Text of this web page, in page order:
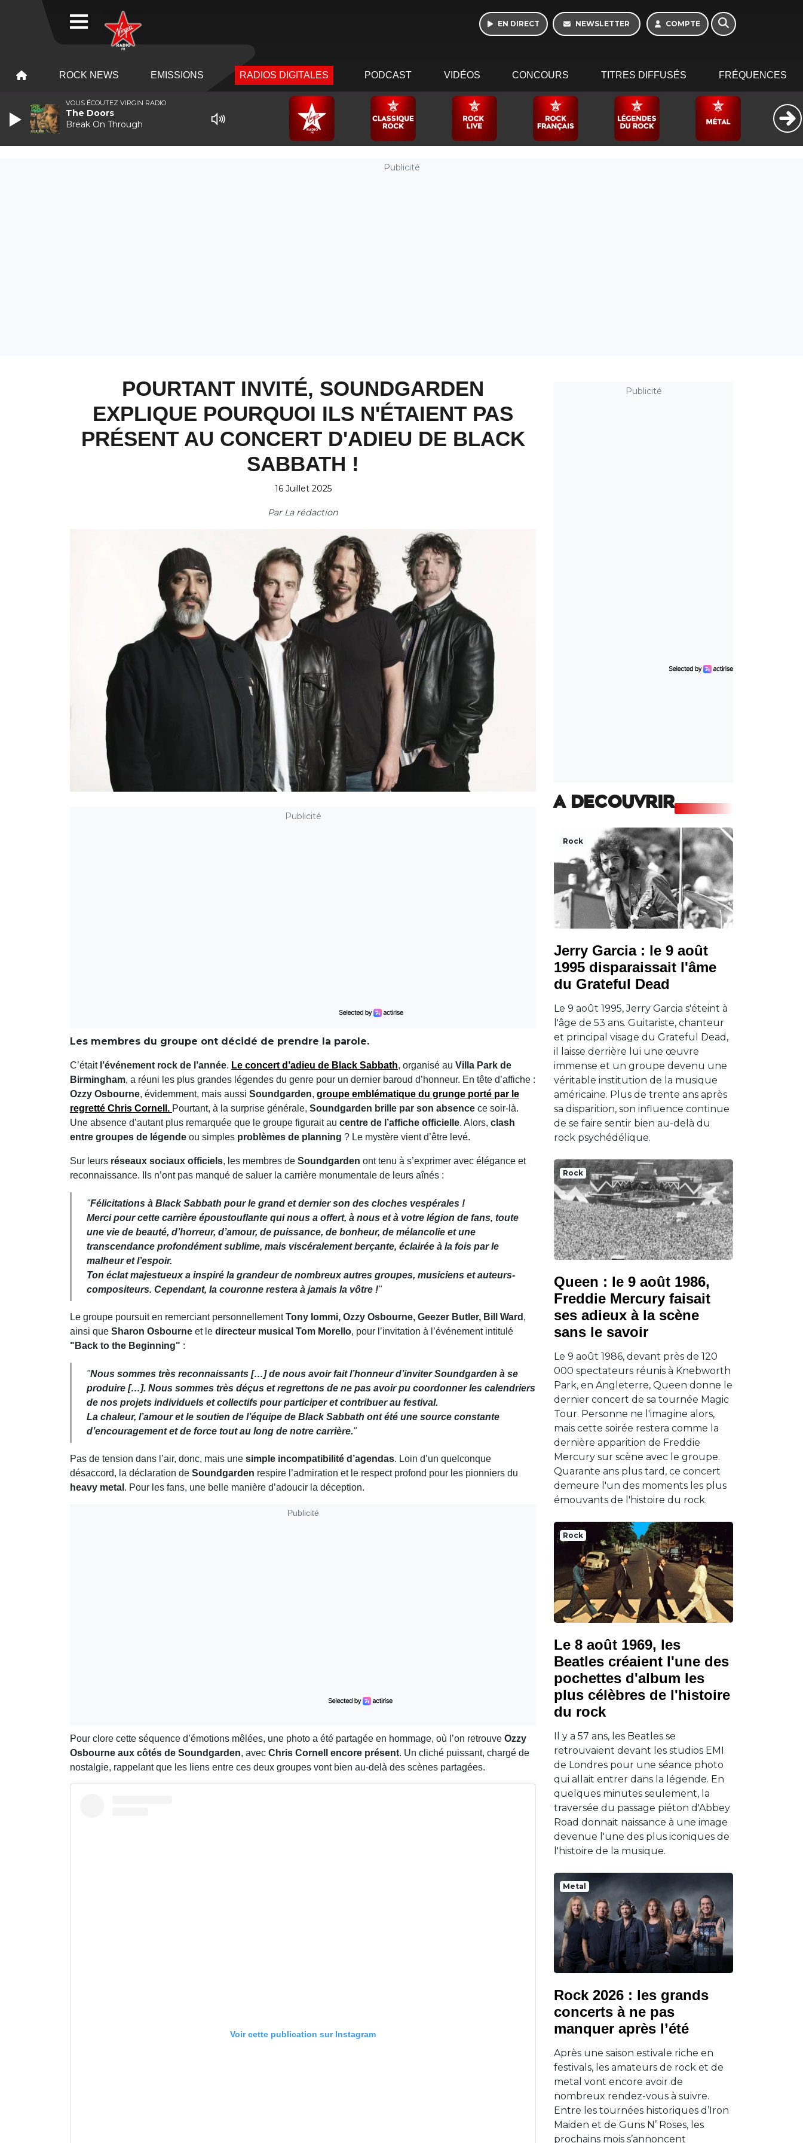
EN DIRECT NEWSLETTER COMPTE
ROCK NEWS EMISSIONS RADIOS DIGITALES PODCAST VIDÉOS CONCOURS TITRES DIFFUSÉS FRÉQUENCES
Publicité
POURTANT INVITÉ, SOUNDGARDEN
EXPLIQUE POURQUOI ILS N'ÉTAIENT PAS
PRÉSENT AU CONCERT D'ADIEU DE BLACK
SABBATH !
16 Juillet 2025
Par La rédaction
Publicité
Les membres du groupe ont décidé de prendre la parole.
C’était l’événement rock de l’année. Le concert d’adieu de Black Sabbath, organisé au Villa Park de
Birmingham, a réuni les plus grandes légendes du genre pour un dernier baroud d’honneur. En tête d’affiche :
Ozzy Osbourne, évidemment, mais aussi Soundgarden, groupe emblématique du grunge porté par le
regretté Chris Cornell . Pourtant, à la surprise générale, Soundgarden brille par son absence ce soir-là.
Une absence d’autant plus remarquée que le groupe figurait au centre de l’affiche officielle. Alors, clash
entre groupes de légende ou simples problèmes de planning ? Le mystère vient d’être levé.
Sur leurs réseaux sociaux officiels, les membres de Soundgarden ont tenu à s’exprimer avec élégance et
reconnaissance. Ils n’ont pas manqué de saluer la carrière monumentale de leurs aînés :
"Félicitations à Black Sabbath pour le grand et dernier son des cloches vespérales !
Merci pour cette carrière époustouflante qui nous a offert, à nous et à votre légion de fans, toute
une vie de beauté, d’horreur, d’amour, de puissance, de bonheur, de mélancolie et une
transcendance profondément sublime, mais viscéralement berçante, éclairée à la fois par le
malheur et l’espoir.
Ton éclat majestueux a inspiré la grandeur de nombreux autres groupes, musiciens et auteurs-
compositeurs. Cependant, la couronne restera à jamais la vôtre !"
Le groupe poursuit en remerciant personnellementTony Iommi, Ozzy Osbourne, Geezer Butler, Bill Ward ,
ainsi que Sharon Osbourne et le directeur musical Tom Morello, pour l’invitation à l’événement intitulé
"Back to the Beginning" :
"Nous sommes très reconnaissants […] de nous avoir fait l’honneur d’inviter Soundgarden à se
produire […]. Nous sommes très déçus et regrettons de ne pas avoir pu coordonner les calendriers
de nos projets individuels et collectifs pour participer et contribuer au festival.
La chaleur, l’amour et le soutien de l’équipe de Black Sabbath ont été une source constante
d’encouragement et de force tout au long de notre carrière."
Pas de tension dans l’air, donc, mais une simple incompatibilité d’agendas. Loin d’un quelconque
désaccord, la déclaration de Soundgarden respire l’admiration et le respect profond pour les pionniers du
heavy metal . Pour les fans, une belle manière d’adoucir la déception.
Publicité
Pour clore cette séquence d’émotions mêlées, une photo a été partagée en hommage, où l’on retrouve Ozzy
Osbourne aux côtés de Soundgarden, avec Chris Cornell encore présent. Un cliché puissant, chargé de
nostalgie, rappelant que les liens entre ces deux groupes vont bien au-delà des scènes partagées.
Voir cette publication sur Instagram
Publicité
A DECOUVRIR
Rock
Jerry Garcia : le 9 août
1995 disparaissait l'âme
du Grateful Dead
Le 9 août 1995, Jerry Garcia s'éteint à
l'âge de 53 ans. Guitariste, chanteur
et principal visage du Grateful Dead,
il laisse derrière lui une œuvre
immense et un groupe devenu une
véritable institution de la musique
américaine. Plus de trente ans après
sa disparition, son influence continue
de se faire sentir bien au-delà du
rock psychédélique.
Rock
Queen : le 9 août 1986,
Freddie Mercury faisait
ses adieux à la scène
sans le savoir
Le 9 août 1986, devant près de 120
000 spectateurs réunis à Knebworth
Park, en Angleterre, Queen donne le
dernier concert de sa tournée Magic
Tour. Personne ne l'imagine alors,
mais cette soirée restera comme la
dernière apparition de Freddie
Mercury sur scène avec le groupe.
Quarante ans plus tard, ce concert
demeure l'un des moments les plus
émouvants de l'histoire du rock.
Rock
Le 8 août 1969, les
Beatles créaient l'une des
pochettes d'album les
plus célèbres de l'histoire
du rock
Il y a 57 ans, les Beatles se
retrouvaient devant les studios EMI
de Londres pour une séance photo
qui allait entrer dans la légende. En
quelques minutes seulement, la
traversée du passage piéton d'Abbey
Road donnait naissance à une image
devenue l'une des plus iconiques de
l'histoire de la musique.
Metal
Rock 2026 : les grands
concerts à ne pas
manquer après l’été
Après une saison estivale riche en
festivals, les amateurs de rock et de
metal vont encore avoir de
nombreux rendez-vous à suivre.
Entre les tournées historiques d’Iron
Maiden et de Guns N’ Roses, les
prochains mois s’annoncent
VOUS ÉCOUTEZ VIRGIN RADIO
The Doors
Break On Through
WEBRADIO